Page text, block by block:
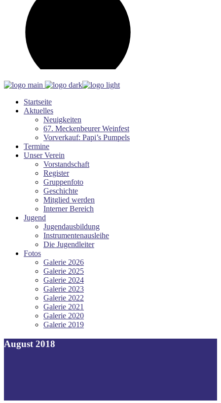
Startseite
Aktuelles
Neuigkeiten
67. Meckenbeurer Weinfest
Vorverkauf: Papi’s Pumpels
Termine
Unser Verein
Vorstandschaft
Register
Gruppenfoto
Geschichte
Mitglied werden
Interner Bereich
Jugend
Jugendausbildung
Instrumentenausleihe
Die Jugendleiter
Fotos
Galerie 2026
Galerie 2025
Galerie 2024
Galerie 2023
Galerie 2022
Galerie 2021
Galerie 2020
Galerie 2019
August 2018